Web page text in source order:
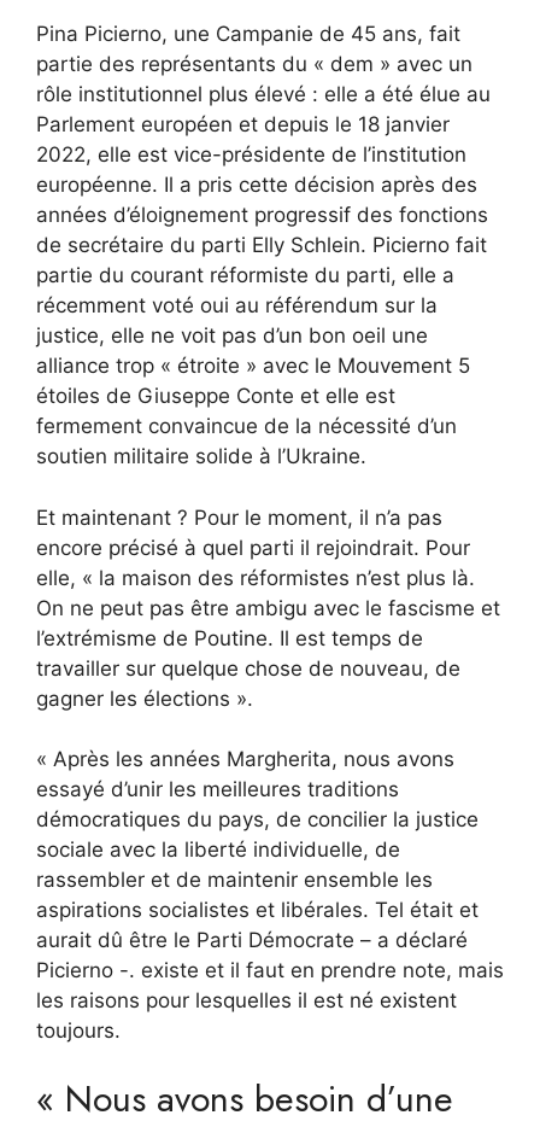
Pina Picierno, une Campanie de 45 ans, fait
partie des représentants du « dem » avec un
rôle institutionnel plus élevé : elle a été élue au
Parlement européen et depuis le 18 janvier
2022, elle est vice-présidente de l’institution
européenne. Il a pris cette décision après des
années d’éloignement progressif des fonctions
de secrétaire du parti Elly Schlein. Picierno fait
partie du courant réformiste du parti, elle a
récemment voté oui au référendum sur la
justice, elle ne voit pas d’un bon oeil une
alliance trop « étroite » avec le Mouvement 5
étoiles de Giuseppe Conte et elle est
fermement convaincue de la nécessité d’un
soutien militaire solide à l’Ukraine.
Et maintenant ? Pour le moment, il n’a pas
encore précisé à quel parti il ​​rejoindrait. Pour
elle, « la maison des réformistes n’est plus là.
On ne peut pas être ambigu avec le fascisme et
l’extrémisme de Poutine. Il est temps de
travailler sur quelque chose de nouveau, de
gagner les élections ».
« Après les années Margherita, nous avons
essayé d’unir les meilleures traditions
démocratiques du pays, de concilier la justice
sociale avec la liberté individuelle, de
rassembler et de maintenir ensemble les
aspirations socialistes et libérales. Tel était et
aurait dû être le Parti Démocrate – a déclaré
Picierno -. existe et il faut en prendre note, mais
les raisons pour lesquelles il est né existent
toujours.
« Nous avons besoin d’une